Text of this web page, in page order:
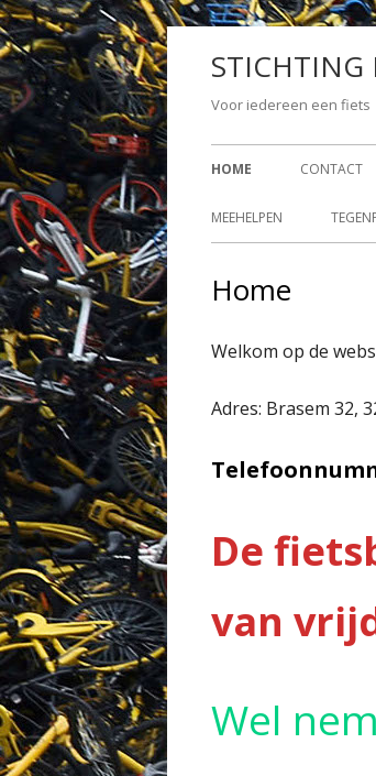
Spring
naar
inhoud
STICHTING
Voor iedereen een fiets
Primair
menu
HOME CONTACT
MEEHELPEN
Home
Welkom op de
Adres: Brasem 32,
De
van
Wel